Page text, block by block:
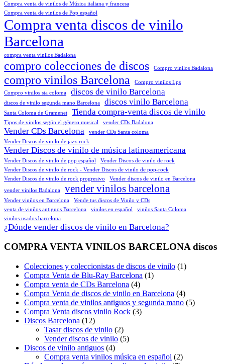
Compra venta de vinilos de Música italiana y francesa
Compra venta de vinilos de Pop español
Compra venta discos de vinilo
Barcelona
compra venta vinilos Badalona
compro colecciones de discos Compro vinilos Badalona
compro vinilos Barcelona
Compro vinilos Lps
Compro vinilos sta coloma
discos de vinilo Barcelona
discos de vinilo segunda mano Barcelona discos vinilo Barcelona
Santa Coloma de Gramenet Tienda compra-venta discos de vinilo
Tipos de vinilos según el género musical vender CDs Badalona
Vender CDs Barcelona
vender CDs Santa coloma
Vender Discos de vinilo de jazz-rock
Vender Discos de vinilo de música latinoamericana
Vender Discos de vinilo de pop español
Vender Discos de vinilo de rock
Vender Discos de vinilo de rock - Vender Discos de vinilo de pop-rock
Vender Discos de vinilo de rock progresivo
Vender discos de vinilo en Barcelona
vender vinilos Badalona vender vinilos barcelona
Vender vinilos en Barcelona
Vende tus discos de Vinilo y CDs
venta de vinilos antiguos Barcelona
vinilos en español
vinilos Santa Coloma
vinilos usados barcelona
¿Dónde vender discos de vinilo en Barcelona?
COMPRA VENTA VINILOS BARCELONA discos
Colecciones y coleccionistas de discos de vinilo (1)
Compra Venta de Blu-Ray Barcelona (1)
Compra venta de CDs Barcelona (4)
Compra Venta de discos de vinilo en Barcelona (4)
Compra venta de vinilos antiguos y segunda mano (5)
Compra Venta discos vinilo Rock (3)
Discos Barcelona (12)
Tasar discos de vinilo (2)
Vender discos de vinilo (5)
Discos de vinilo antiguos (4)
Compra venta vinilos música en español (2)